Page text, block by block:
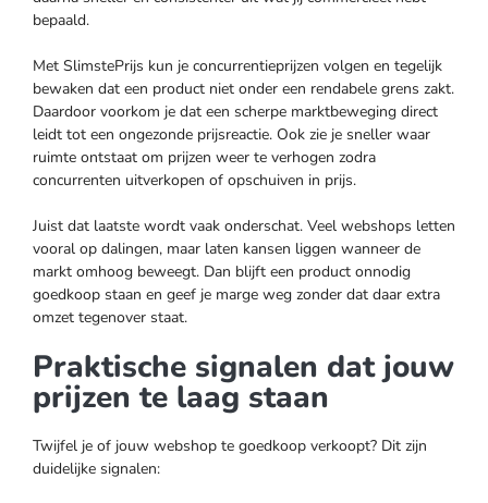
bepaald.
Met SlimstePrijs kun je concurrentieprijzen volgen en tegelijk
bewaken dat een product niet onder een rendabele grens zakt.
Daardoor voorkom je dat een scherpe marktbeweging direct
leidt tot een ongezonde prijsreactie. Ook zie je sneller waar
ruimte ontstaat om prijzen weer te verhogen zodra
concurrenten uitverkopen of opschuiven in prijs.
Juist dat laatste wordt vaak onderschat. Veel webshops letten
vooral op dalingen, maar laten kansen liggen wanneer de
markt omhoog beweegt. Dan blijft een product onnodig
goedkoop staan en geef je marge weg zonder dat daar extra
omzet tegenover staat.
Praktische signalen dat jouw
prijzen te laag staan
Twijfel je of jouw webshop te goedkoop verkoopt? Dit zijn
duidelijke signalen: